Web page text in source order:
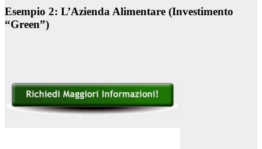
Esempio 2: L’Azienda Alimentare (Investimento
“Green”)